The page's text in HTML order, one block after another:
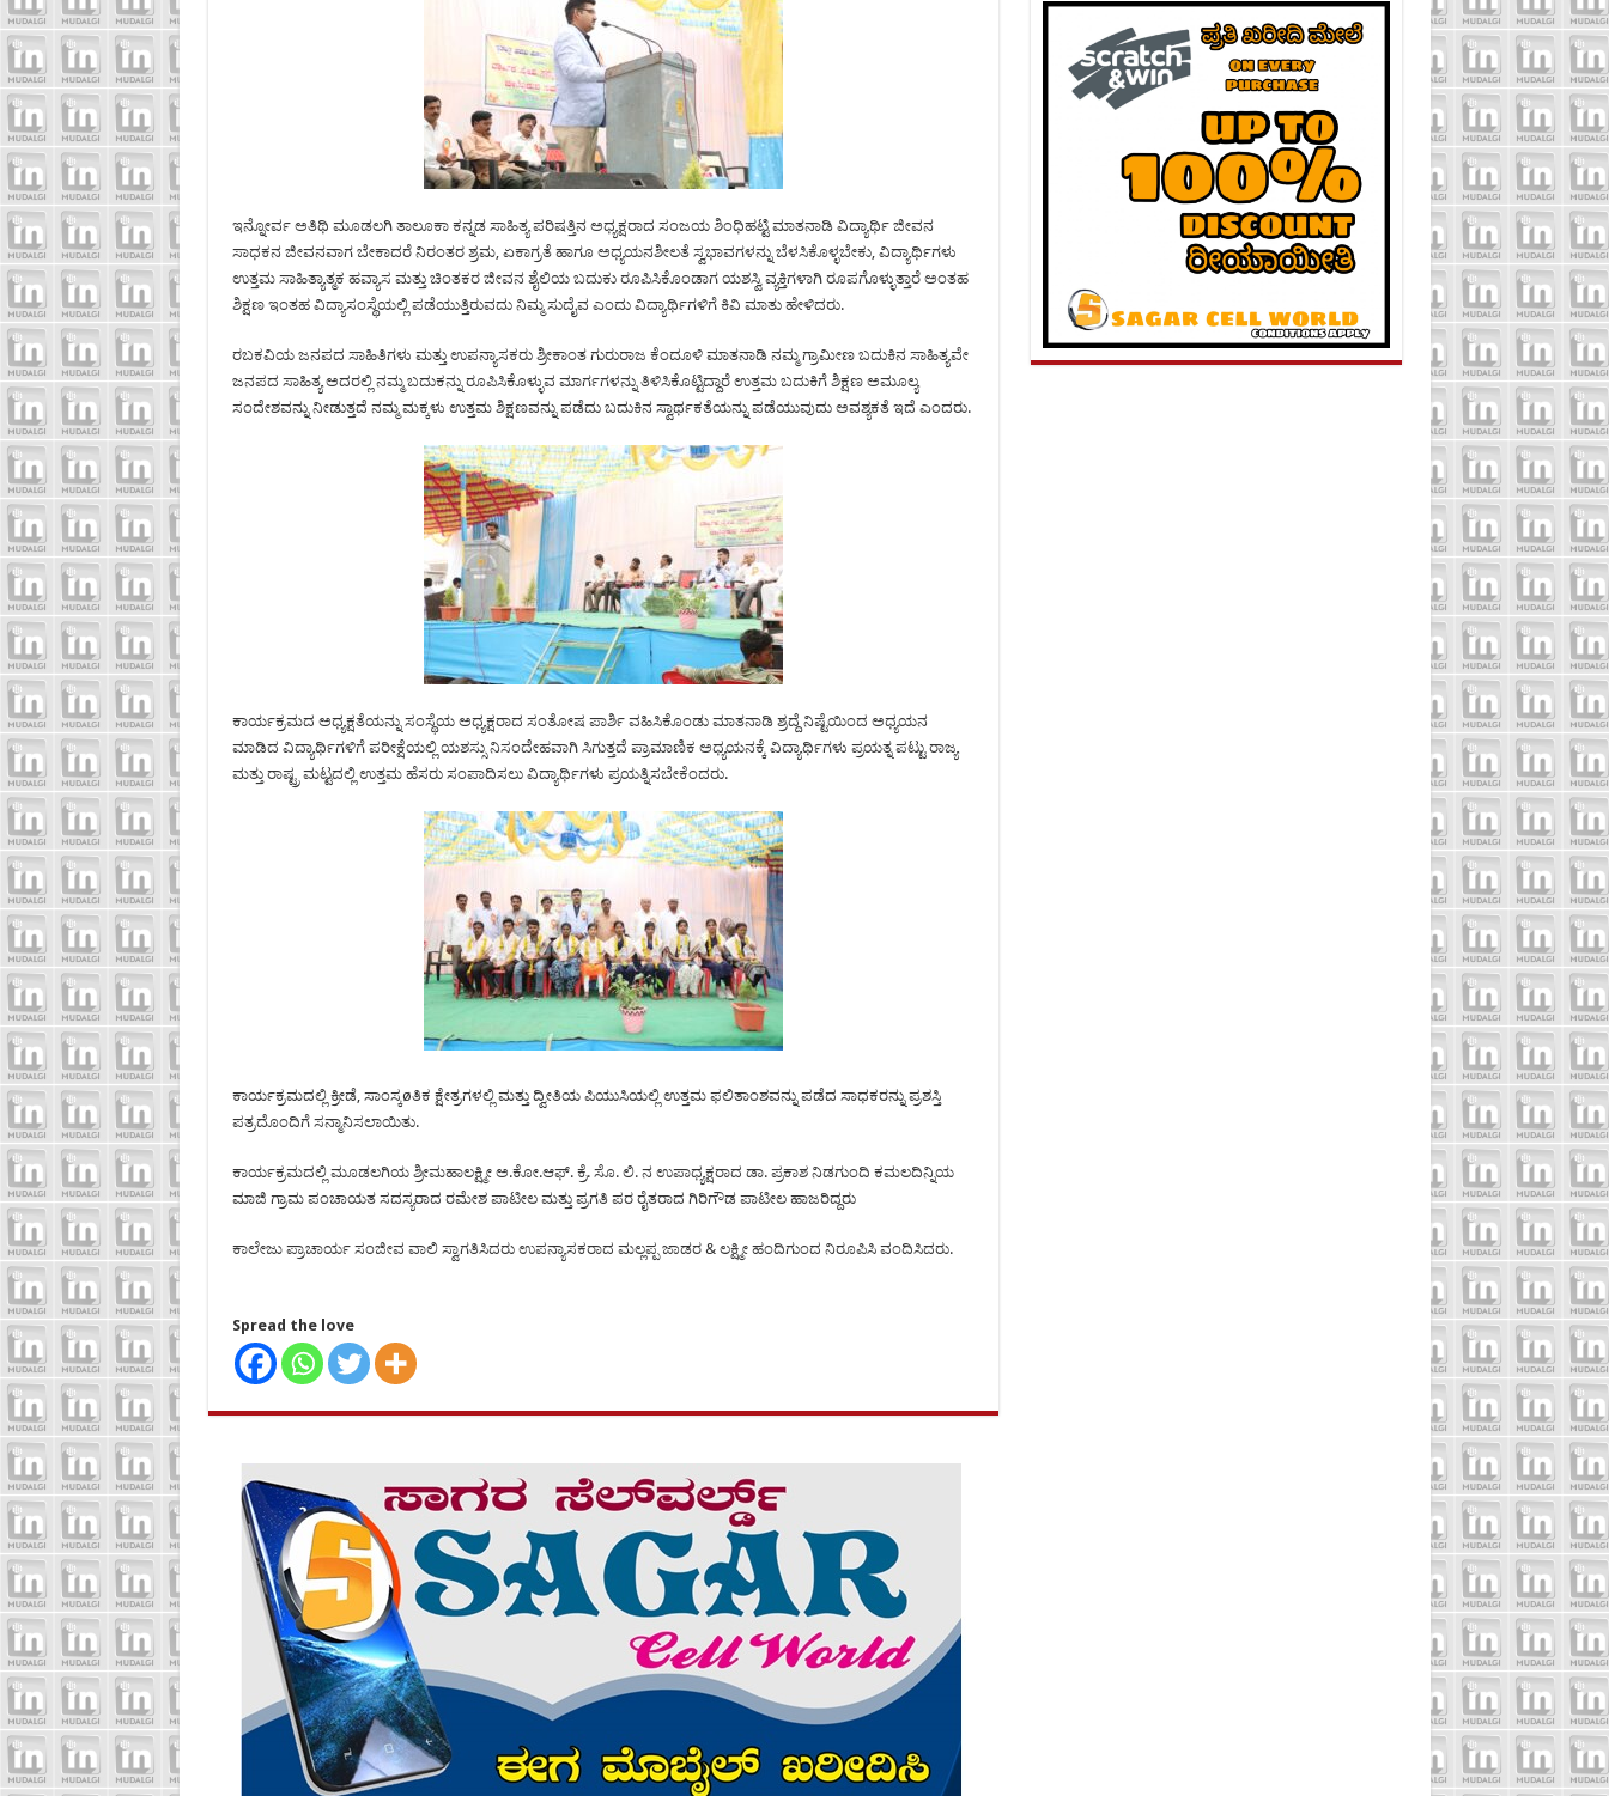
ಇನ್ನೋರ್ವ ಅತಿಥಿ ಮೂಡಲಗಿ ತಾಲೂಕಾ ಕನ್ನಡ ಸಾಹಿತ್ಯ ಪರಿಷತ್ತಿನ ಅಧ್ಯಕ್ಷರಾದ ಸಂಜಯ ಶಿಂಧಿಹಟ್ಟಿ ಮಾತನಾಡಿ ವಿದ್ಯಾರ್ಥಿ ಜೀವನ
ಸಾಧಕನ ಜೀವನವಾಗ ಬೇಕಾದರೆ ನಿರಂತರ ಶ್ರಮ, ಏಕಾಗ್ರತೆ ಹಾಗೂ ಅಧ್ಯಯನಶೀಲತೆ ಸ್ವಭಾವಗಳನ್ನು ಬೆಳಸಿಕೊಳ್ಳಬೇಕು, ವಿದ್ಯಾರ್ಥಿಗಳು
ಉತ್ತಮ ಸಾಹಿತ್ಯಾತ್ಮಕ ಹವ್ಯಾಸ ಮತ್ತು ಚಿಂತಕರ ಜೀವನ ಶೈಲಿಯ ಬದುಕು ರೂಪಿಸಿಕೊಂಡಾಗ ಯಶಸ್ವಿ ವ್ಯಕ್ತಿಗಳಾಗಿ ರೂಪಗೊಳ್ಳುತ್ತಾರೆ ಅಂತಹ
ಶಿಕ್ಷಣ ಇಂತಹ ವಿದ್ಯಾಸಂಸ್ಥೆಯಲ್ಲಿ ಪಡೆಯುತ್ತಿರುವದು ನಿಮ್ಮ ಸುದೈವ ಎಂದು ವಿದ್ಯಾರ್ಥಿಗಳಿಗೆ ಕಿವಿ ಮಾತು ಹೇಳಿದರು.
ರಬಕವಿಯ ಜನಪದ ಸಾಹಿತಿಗಳು ಮತ್ತು ಉಪನ್ಯಾಸಕರು ಶ್ರೀಕಾಂತ ಗುರುರಾಜ ಕೆಂದೂಳಿ ಮಾತನಾಡಿ ನಮ್ಮ ಗ್ರಾಮೀಣ ಬದುಕಿನ ಸಾಹಿತ್ಯವೇ
ಜನಪದ ಸಾಹಿತ್ಯ ಅದರಲ್ಲಿ ನಮ್ಮ ಬದುಕನ್ನು ರೂಪಿಸಿಕೊಳ್ಳುವ ಮಾರ್ಗಗಳನ್ನು ತಿಳಿಸಿಕೊಟ್ಟಿದ್ದಾರೆ ಉತ್ತಮ ಬದುಕಿಗೆ ಶಿಕ್ಷಣ ಅಮೂಲ್ಯ
ಸಂದೇಶವನ್ನು ನೀಡುತ್ತದೆ ನಮ್ಮ ಮಕ್ಕಳು ಉತ್ತಮ ಶಿಕ್ಷಣವನ್ನು ಪಡೆದು ಬದುಕಿನ ಸ್ವಾರ್ಥಕತೆಯನ್ನು ಪಡೆಯುವುದು ಅವಶ್ಯಕತೆ ಇದೆ ಎಂದರು.
ಕಾರ್ಯಕ್ರಮದ ಅಧ್ಯಕ್ಷತೆಯನ್ನು ಸಂಸ್ಥೆಯ ಅಧ್ಯಕ್ಷರಾದ ಸಂತೋಷ ಪಾರ್ಶಿ ವಹಿಸಿಕೊಂಡು ಮಾತನಾಡಿ ಶ್ರದ್ದೆ ನಿಷ್ಟೆಯಿಂದ ಅಧ್ಯಯನ
ಮಾಡಿದ ವಿದ್ಯಾರ್ಥಿಗಳಿಗೆ ಪರೀಕ್ಷೆಯಲ್ಲಿ ಯಶಸ್ಸು ನಿಸಂದೇಹವಾಗಿ ಸಿಗುತ್ತದೆ ಪ್ರಾಮಾಣಿಕ ಅಧ್ಯಯನಕ್ಕೆ ವಿದ್ಯಾರ್ಥಿಗಳು ಪ್ರಯತ್ನ ಪಟ್ಟು ರಾಜ್ಯ
ಮತ್ತು ರಾಷ್ಟ್ರ ಮಟ್ಟದಲ್ಲಿ ಉತ್ತಮ ಹೆಸರು ಸಂಪಾದಿಸಲು ವಿದ್ಯಾರ್ಥಿಗಳು ಪ್ರಯತ್ನಿಸಬೇಕೆಂದರು.
ಕಾರ್ಯಕ್ರಮದಲ್ಲಿ ಕ್ರೀಡೆ, ಸಾಂಸ್ಕøತಿಕ ಕ್ಷೇತ್ರಗಳಲ್ಲಿ ಮತ್ತು ದ್ವೀತಿಯ ಪಿಯುಸಿಯಲ್ಲಿ ಉತ್ತಮ ಫಲಿತಾಂಶವನ್ನು ಪಡೆದ ಸಾಧಕರನ್ನು ಪ್ರಶಸ್ತಿ
ಪತ್ರದೊಂದಿಗೆ ಸನ್ಮಾನಿಸಲಾಯಿತು.
ಕಾರ್ಯಕ್ರಮದಲ್ಲಿ ಮೂಡಲಗಿಯ ಶ್ರೀಮಹಾಲಕ್ಷ್ಮೀ ಅ.ಕೋ.ಆಫ್. ಕ್ರೆ. ಸೊ. ಲಿ. ನ ಉಪಾಧ್ಯಕ್ಷರಾದ ಡಾ. ಪ್ರಕಾಶ ನಿಡಗುಂದಿ ಕಮಲದಿನ್ನಿಯ
ಮಾಜಿ ಗ್ರಾಮ ಪಂಚಾಯತ ಸದಸ್ಯರಾದ ರಮೇಶ ಪಾಟೀಲ ಮತ್ತು ಪ್ರಗತಿ ಪರ ರೈತರಾದ ಗಿರಿಗೌಡ ಪಾಟೀಲ ಹಾಜರಿದ್ದರು
ಕಾಲೇಜು ಪ್ರಾಚಾರ್ಯ ಸಂಜೀವ ವಾಲಿ ಸ್ವಾಗತಿಸಿದರು ಉಪನ್ಯಾಸಕರಾದ ಮಲ್ಲಪ್ಪ ಜಾಡರ & ಲಕ್ಷ್ಮೀ ಹಂದಿಗುಂದ ನಿರೂಪಿಸಿ ವಂದಿಸಿದರು.
Spread the love